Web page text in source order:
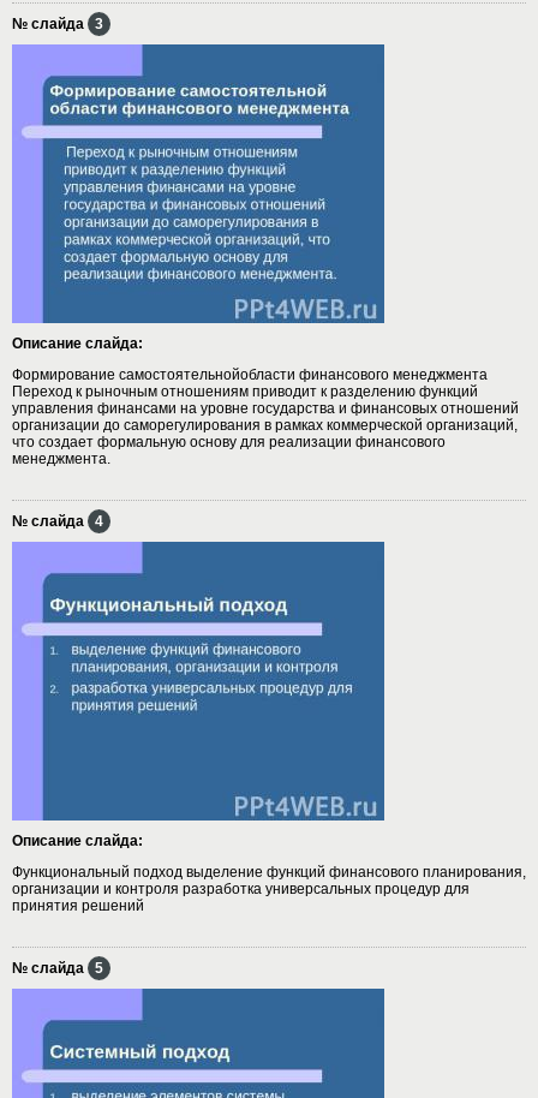
№ слайда 3
Описание слайда:
Формирование самостоятельнойобласти финансового менеджмента
Переход к рыночным отношениям приводит к разделению функций
управления финансами на уровне государства и финансовых отношений
организации до саморегулирования в рамках коммерческой организаций,
что создает формальную основу для реализации финансового
менеджмента.
№ слайда 4
Описание слайда:
Функциональный подход выделение функций финансового планирования,
организации и контроля разработка универсальных процедур для
принятия решений
№ слайда 5